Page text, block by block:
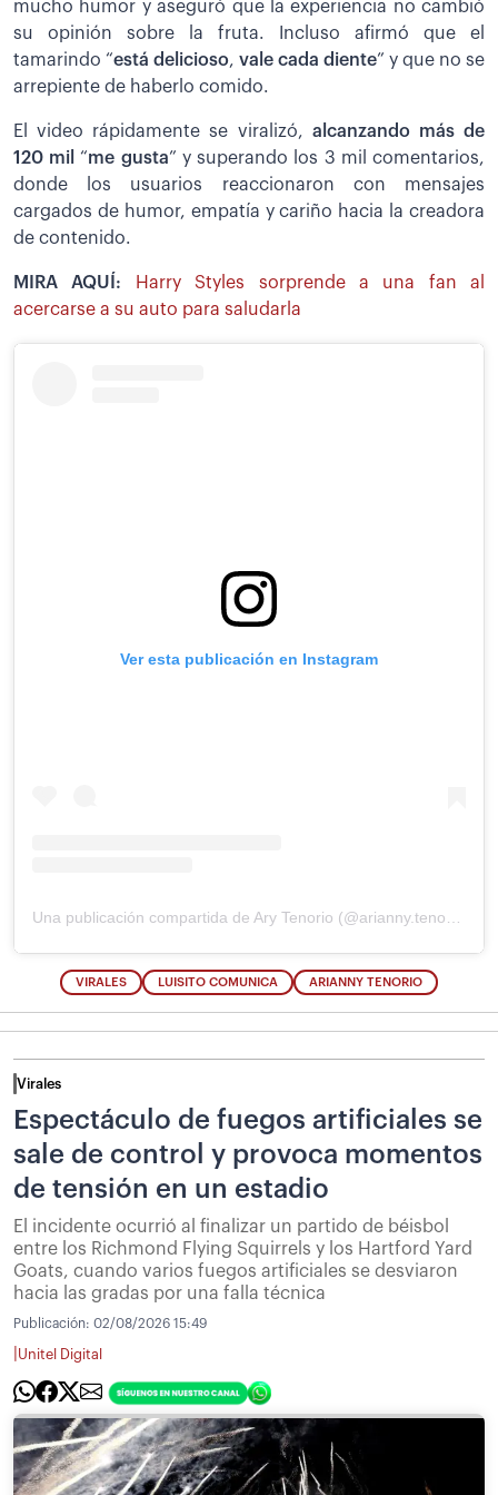
mucho humor y aseguró que la experiencia no cambió
su opinión sobre la fruta. Incluso afirmó que el
tamarindo “está delicioso, vale cada diente” y que no se
arrepiente de haberlo comido.
El video rápidamente se viralizó, alcanzando más de
120 mil
“me gusta” y superando los 3 mil comentarios,
donde los usuarios reaccionaron con mensajes
cargados de humor, empatía y cariño hacia la creadora
de contenido.
MIRA AQUÍ:
Harry Styles sorprende a una fan al
acercarse a su auto para saludarla
Ver esta publicación en Instagram
VIRALES LUISITO COMUNICA ARIANNY TENORIO
Virales
Espectáculo de fuegos artificiales se
sale de control y provoca momentos
de tensión en un estadio
El incidente ocurrió al finalizar un partido de béisbol
entre los Richmond Flying Squirrels y los Hartford Yard
Goats, cuando varios fuegos artificiales se desviaron
hacia las gradas por una falla técnica
Publicación: 02/08/2026 15:49
Unitel Digital